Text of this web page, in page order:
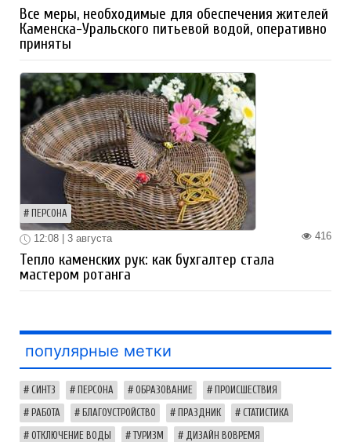
Все меры, необходимые для обеспечения жителей
Каменска-Уральского питьевой водой, оперативно
приняты
ПЕРСОНА
416
12:08 | 3 августа
Тепло каменских рук: как бухгалтер стала
мастером ротанга
популярные метки
СИНТЗ ПЕРСОНА ОБРАЗОВАНИЕ ПРОИСШЕСТВИЯ
РАБОТА БЛАГОУСТРОЙСТВО ПРАЗДНИК СТАТИСТИКА
ОТКЛЮЧЕНИЕ ВОДЫ ТУРИЗМ ДИЗАЙН ВОВРЕМЯ